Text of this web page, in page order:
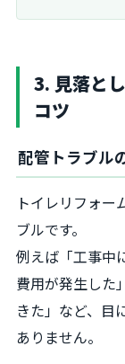
3. 見落と
コツ
配管トラブル
トイレリフォー
ブルです。
例えば「工事中
費用が発生した
きた」など、目
ありません。